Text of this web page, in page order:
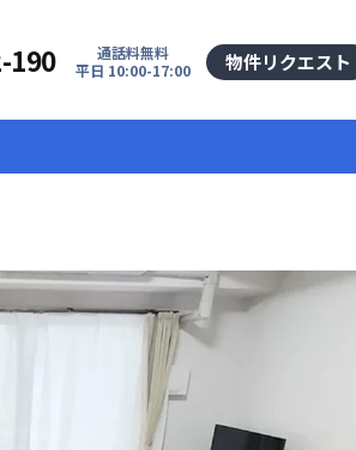
190
通話料無料
平日 10:00-17:00
物件リクエスト